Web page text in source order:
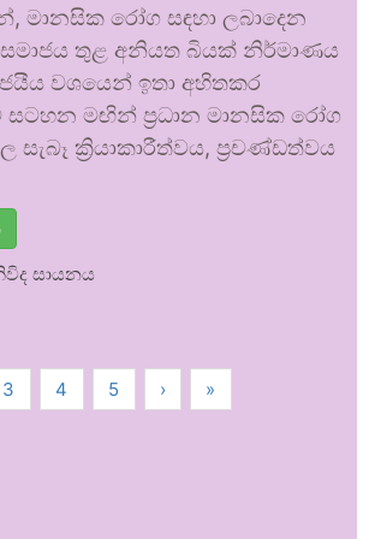
මානසික රෝග සඳහා ලබාදෙන
තුළ අනියත බියක් නිර්මාණය
වශයෙන් ඉතා අහිතකර
මඟින් ප්‍රධාන මානසික රෝග
ක්‍රියාකාරීත්වය, ප්‍රචණ්ඩත්වය
සායනය
3 4 5 › »